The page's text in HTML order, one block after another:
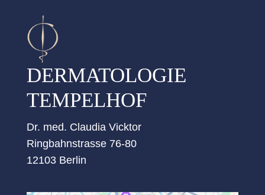
DERMATOLOGIE
TEMPELHOF
Dr. med. Claudia Vicktor
Ringbahnstrasse 76-80
12103 Berlin